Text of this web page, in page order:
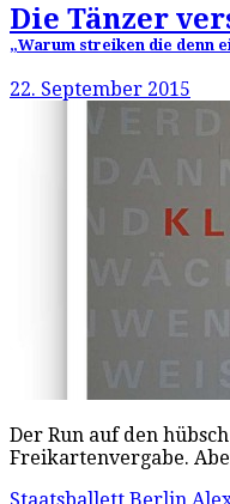
Die Tänzer
„Warum streiken die denn
22. September 2015
Der Run auf den
Freikartenvergabe.